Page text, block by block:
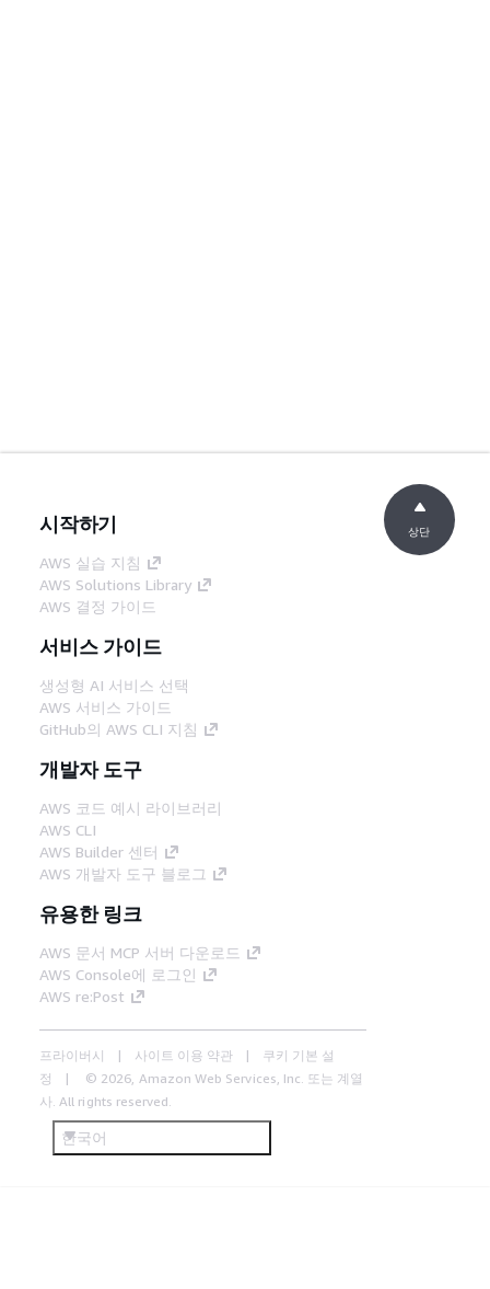
시작하기
AWS 실습 지침
AWS Solutions Library
AWS 결정 가이드
서비스 가이드
생성형 AI 서비스 선택
AWS 서비스 가이드
GitHub의 AWS CLI 지침
개발자 도구
AWS 코드 예시 라이브러리
AWS CLI
AWS Builder 센터
AWS 개발자 도구 블로그
유용한 링크
AWS 문서 MCP 서버 다운로드
AWS Console에 로그인
AWS re:Post
프라이버시 사이트 이용 약관
쿠키 기본 설
정
© 2026, Amazon Web Services, Inc. 또는 계열
사. All rights reserved.
한국어
상단